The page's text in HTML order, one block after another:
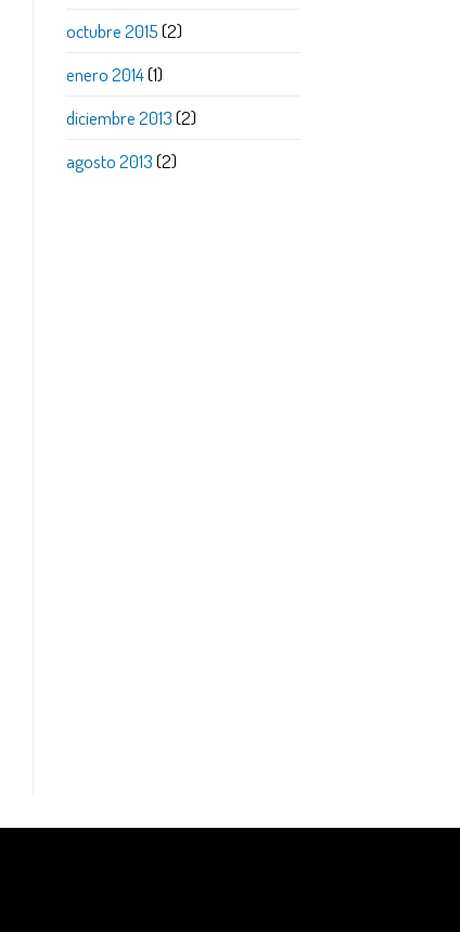
octubre 2015(2)
enero 2014(1)
diciembre 2013(2)
agosto 2013(2)